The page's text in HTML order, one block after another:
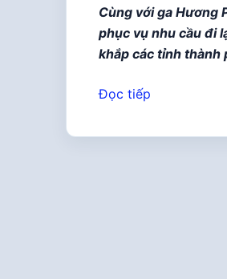
Cùng với ga Hương
phục vụ nhu cầu đi
khắp các tỉnh thành
Đọc tiếp